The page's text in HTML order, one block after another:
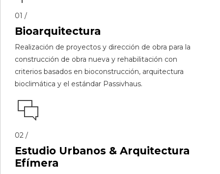
01 /
Bioarquitectura
Realización de proyectos y dirección de obra para la
construcción de obra nueva y rehabilitación con
criterios basados en bioconstrucción, arquitectura
bioclimática y el estándar Passivhaus.
02 /
Estudio Urbanos & Arquitectura
Efímera